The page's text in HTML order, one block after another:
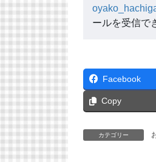
ールを受信で
Facebook
Copy
カテゴリー